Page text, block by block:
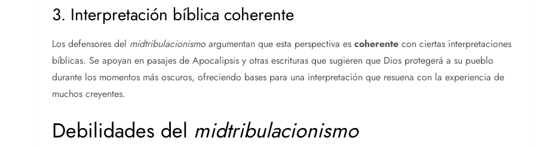
3. Interpretación bíblica coherente
Los defensores del midtribulacionismoargumentan que esta perspectiva escoherente con ciertas interpretaciones
bíblicas. Se apoyan en pasajes de Apocalipsis y otras escrituras que sugieren que Dios protegerá a su pueblo
durante los momentos más oscuros, ofreciendo bases para una interpretación que resuena con la experiencia de
muchos creyentes.
Debilidades del midtribulacionismo